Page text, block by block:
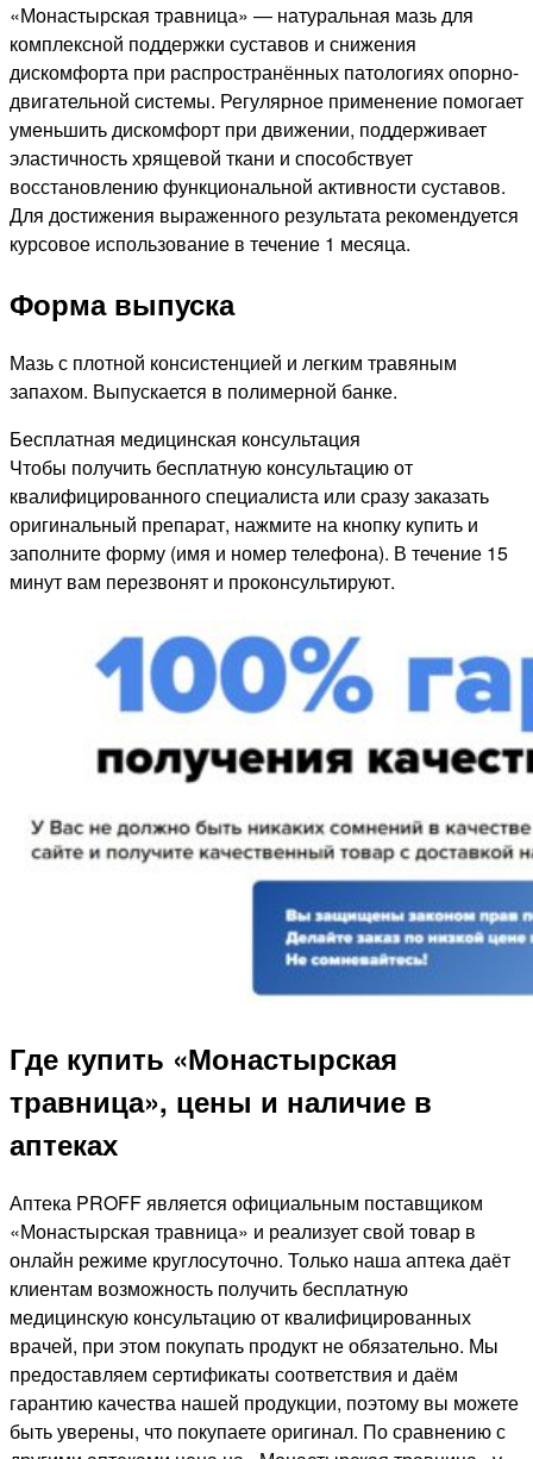
«Монастырская травница» — натуральная мазь для
комплексной поддержки суставов и снижения
дискомфорта при распространённых патологиях опорно-
двигательной системы. Регулярное применение помогает
уменьшить дискомфорт при движении, поддерживает
эластичность хрящевой ткани и способствует
восстановлению функциональной активности суставов.
Для достижения выраженного результата рекомендуется
курсовое использование в течение 1 месяца.
Форма выпуска
Мазь с плотной консистенцией и легким травяным
запахом. Выпускается в полимерной банке.
Бесплатная медицинская консультация
Чтобы получить бесплатную консультацию от
квалифицированного специалиста или сразу заказать
оригинальный препарат, нажмите на кнопку купить и
заполните форму (имя и номер телефона). В течение 15
минут вам перезвонят и проконсультируют.
Где купить «Монастырская
травница», цены и наличие в
аптеках
Аптека PROFF является официальным поставщиком
«Монастырская травница» и реализует свой товар в
онлайн режиме круглосуточно. Только наша аптека даёт
клиентам возможность получить бесплатную
медицинскую консультацию от квалифицированных
врачей, при этом покупать продукт не обязательно. Мы
предоставляем сертификаты соответствия и даём
гарантию качества нашей продукции, поэтому вы можете
быть уверены, что покупаете оригинал. По сравнению с